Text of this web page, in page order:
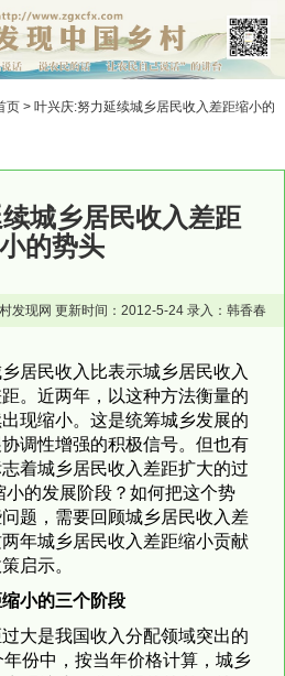
页 > 叶兴庆:努力延续城乡居民收入差距缩小的
城乡居民收入差距
的势头
发现网 更新时间：2012-5-24 录入：韩香春
居民收入比表示城乡居民收入
。近两年，以这种方法衡量的
现缩小。这是统筹城乡发展的
调性增强的积极信号。但也有
着城乡居民收入差距扩大的过
的发展阶段？如何把这个势
题，需要回顾城乡居民收入差
年城乡居民收入差距缩小贡献
启示。
小的三个阶段
大是我国收入分配领域突出的
份中，按当年价格计算，城乡